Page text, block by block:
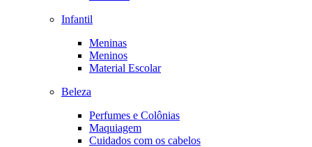
Infantil
Meninas
Meninos
Material Escolar
Beleza
Perfumes e Colônias
Maquiagem
Cuidados com os cabelos